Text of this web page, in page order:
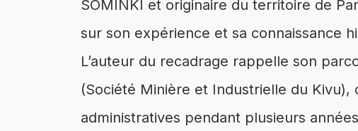
SOMINKI et originaire du territoire de
sur son expérience et sa connaissance
L’auteur du recadrage rappelle son
(Société Minière et Industrielle du Kivu),
administratives pendant plusieurs